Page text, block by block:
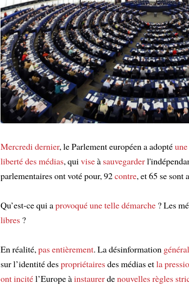
Mercredi dernier, le Parlement européen a adopté
liberté des médias, qui viseà sauvegarder
parlementaires ont voté pour, 92contre, et 65 se sont
Qu’est-ce qui aprovoquéune telle démarche ? Les
libres ?
En réalité, pas entièrement. La désinformation
sur l’identité despropriétairesdes médias etla
ont incitél’Europe àinstaurerdenouvelles règles